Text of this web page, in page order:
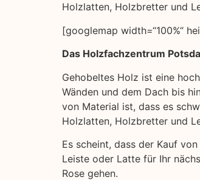
Holzlatten, Holzbretter und
[googlemap width=“100%“
Das Holzfachzentrum
Gehobeltes Holz ist eine
Wänden und dem Dach bis
von Material ist, dass es
Holzlatten, Holzbretter und
Es scheint, dass der Kauf
Leiste oder Latte für Ihr
Rose gehen.